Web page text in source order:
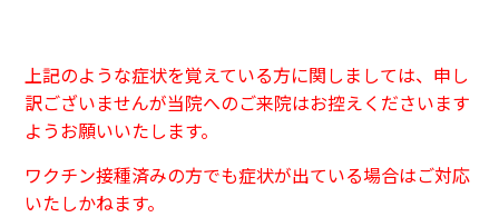
上記のような症状を覚えている方に関しましては、申し
訳ございませんが当院へのご来院はお控えくださいます
ようお願いいたします。
ワクチン接種済みの方でも症状が出ている場合はご対応
いたしかねます。